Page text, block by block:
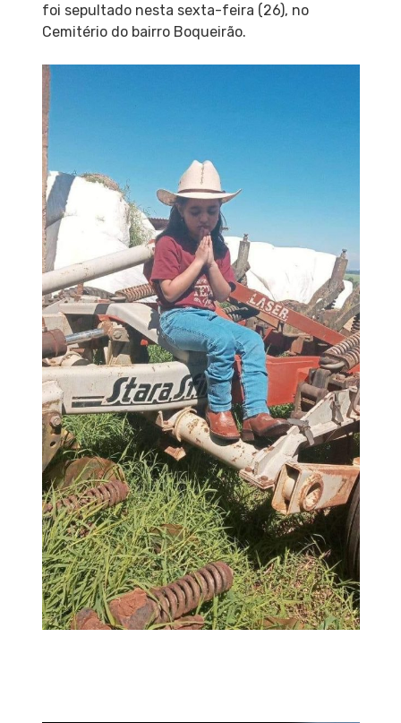
foi sepultado nesta sexta-feira (26), no
Cemitério do bairro Boqueirão.